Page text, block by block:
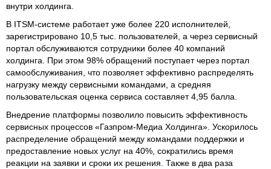
внутри холдинга.
В ITSM-системе работает уже более 220 исполнителей,
зарегистрировано 10,5 тыс. пользователей, а через сервисный
портал обслуживаются сотрудники более 40 компаний
холдинга. При этом 98% обращений поступает через портал
самообслуживания, что позволяет эффективно распределять
нагрузку между сервисными командами, а средняя
пользовательская оценка сервиса составляет 4,95 балла.
Внедрение платформы позволило повысить эффективность
сервисных процессов «Газпром-Медиа Холдинга». Ускорилось
распределение обращений между командами поддержки и
предоставление новых услуг на 40%, сократились время
реакции на заявки и сроки их решения. Также в два раза